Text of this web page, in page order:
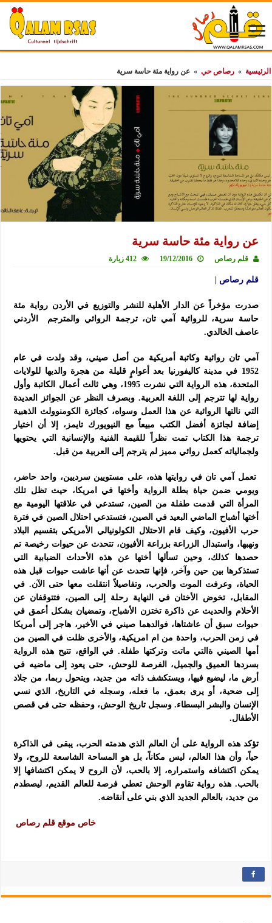
الرئيسية » رصاص حي » عن رواية مئة حاسة سرية
عن رواية مئة حاسة سرية
قلم رصاص 19/12/2016 412 زيارة
قلم رصاص |
صدرت مؤخراً عن الدار الأهلية للنشر والتوزيع في الأردن رواية مئة
حاسة سرية، للروائية آمي تان، ترجمة الروائي والمترجم الأردني
عاصف الخالدي.
آمي تان روائية وكاتبة أمريكية من أصل صيني، وقد ولدت في عام
1952 في مدينة كاليفورنيا بعد أعوامٍ قليلة من هجرة والديها للولايات
المتحدة، هذه الرواية التي نشرت 1995، وهي ثالث أعمال الكاتبة وأول
رواية لها تترجم إلى اللغة العربية. وبصرف النظر عن الجوائز العديدة
التي نالتها الروائية عن هذا العمل وسواه، كجائزة الكومنوولث الذهبية
إضافة لجائزة أفضل الكتب مبيعاً مع النيويورك تايمز، إلا أن اختيار
ترجمة هذا الكتاب تمت نظراً للقيمة الفنية والإنسانية التي يحتويها
ولجمالياته كعمل روائي مميز لم يترجم إلى العربية من قبل.
تعمل آمي تان في روايتها هذه، على مستويين سرديين، واحد حاضر،
ويومي ضمن حياة بطلة الرواية وأختها في امريكا، حيث تظل تلك
المرأة التي قدمت طفلة من الصين، تستدعي في علاقتها اليومية مع
أختها أشباح الماضي البعيد في الصين، فتستدعي احتلال الصين في فترة
حرب الأفيون، وكيف قام الاحتلال الكولونيالي الأمريكي بتقسيم البلاد
ونهبها، واستبدال الزراعة بزراعة الأفيون، تتحدث عن حيوات رخيصة تم
حصدها كذلك، وحين تسألها أختها عن هذه الأحداث الضبابية التي
تستذكرها بين حين وآخر، فإنها تتحدث عن أنها عاشت حيوات قبل هذه
الحياة، وعرفت الموت والحرب، وتفاصيلاً انتقلت معها حتى الآن. في
المقابل، تخوض الأختان في النهاية رحلة إلى الصين، فتتوقفان عن
الأحلام والحديث عن ذاكرة تختزن الأشباح، وتمضيان بشكل أعمق في
حيوات سبق أن عاشتاها، فوالدهما صيني في الأخير، هاجر إلى أمريكا
في زمن الحرب، واحدة من ام امريكية، والأخرى ظلت في الصين من
أمها الصيني ةالتي ماتت وتركتها طفلة. في الواقع، تتيح هذه الرواية
بسردها العميق والجميل، الفرصة للوحش، حتى يعود إلى ماضيه في
أرض ما، ليضيع فيها، ويستكشف ذاته من جديد، ويتحول ربما، من جلاد
إلى ضحية، أو يرى بعمق، ما فعله، وسجله في التاريخ، الذي نسي
الإنسان والبشر البسطاء. وسجل تاريخ الوحش، وحفظه حتى في قصص
الأطفال.
تؤكد هذه الرواية على أن العالم الذي هدمته الحرب، يبقى في الذاكرة
حياً، وأن هذا العالم، ليس مكاناً، بل هو المساحة الشاسعة للروح، ولا
يمكن اكتشافه واستمراره، إلا بالحب، لأن الروح لا يمكن اكتشافها إلا
بالحب. هذه رواية تقاوم الوحش تعطي فرصة للعالم القديم، ليصطدم
من جديد، بالعالم الجديد الذي بني على أنقاضه.
خاص موقع قلم رصاص